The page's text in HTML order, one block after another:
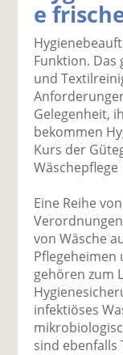
e
Funktion. Das
und
Gelegenheit,
bekommen
Kurs der
Wäschepflege
Eine Reihe
von Wäsche
Pflegeheimen
gehören zum
infektiöses
sind ebenfalls